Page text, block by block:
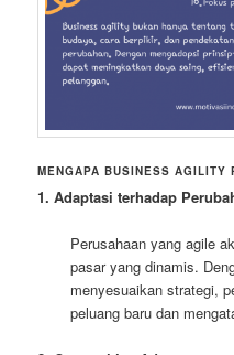
MENGAPA BUSINESS AGILITY
1. Adaptasi terhadap
Perusahaan yang agile
pasar yang dinamis.
menyesuaikan strategi,
peluang baru dan